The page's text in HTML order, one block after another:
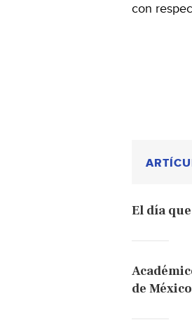
con
El día
de México